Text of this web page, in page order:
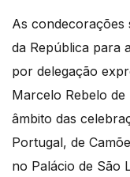
As condecorações
da República para
por delegação
Marcelo Rebelo
âmbito das
Portugal, de
no Palácio de São